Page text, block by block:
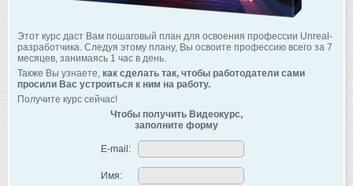
Этот курс даст Вам пошаговый план для освоения профессии Unreal-
разработчика. Следуя этому плану, Вы освоите профессию всего за 7
месяцев, занимаясь 1 час в день.
Также Вы узнаете, как сделать так, чтобы работодатели сами
просили Вас устроиться к ним на работу.
Получите курс сейчас!
Чтобы получить Видеокурс,
заполните форму
E-mail:
Имя: